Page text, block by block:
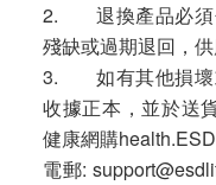
2. 退換產品必須
殘缺或過期退回，供
3. 如有其他損壞
收據正本，並於送
健康網購
電郵: